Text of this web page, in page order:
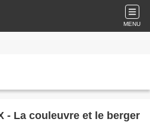
MENU
- La couleuvre et le berger